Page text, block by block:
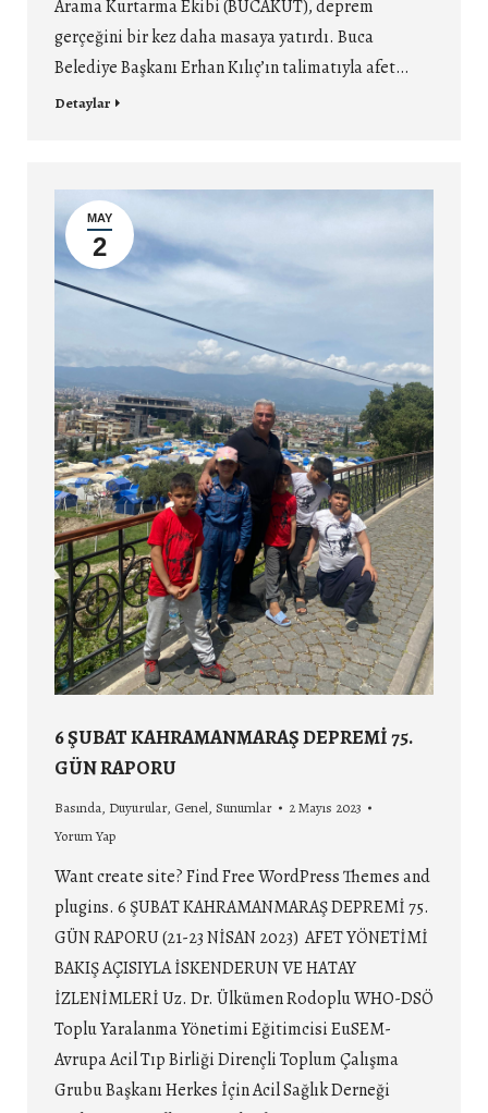
Arama Kurtarma Ekibi (BUCAKUT), deprem
gerçeğini bir kez daha masaya yatırdı. Buca
Belediye Başkanı Erhan Kılıç’ın talimatıyla afet…
Detaylar
MAY
2
6 ŞUBAT KAHRAMANMARAŞ DEPREMİ 75.
GÜN RAPORU
Basında, Duyurular, Genel, Sunumlar
2 Mayıs 2023
Yorum Yap
Want create site? Find Free WordPress Themes and
plugins. 6 ŞUBAT KAHRAMANMARAŞ DEPREMİ 75.
GÜN RAPORU (21-23 NİSAN 2023) AFET YÖNETİMİ
BAKIŞ AÇISIYLA İSKENDERUN VE HATAY
İZLENİMLERİ Uz. Dr. Ülkümen Rodoplu WHO-DSÖ
Toplu Yaralanma Yönetimi Eğitimcisi EuSEM-
Avrupa Acil Tıp Birliği Dirençli Toplum Çalışma
Grubu Başkanı Herkes İçin Acil Sağlık Derneği